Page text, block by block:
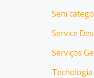
Sem
Service
Serviços
Tecnologia